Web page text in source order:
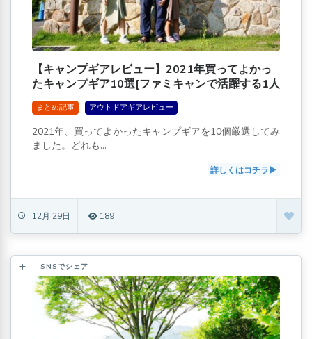
【キャンプギアレビュー】2021年買ってよかっ
たキャンプギア10選[ファミキャンで活躍する1人
2役ツールも]
まとめ記事 アウトドアギアレビュー
2021年、買ってよかったキャンプギアを10個厳選してみ
ました。どれも...
詳しくはコチラ
12月 29日 189
SNSでシェア